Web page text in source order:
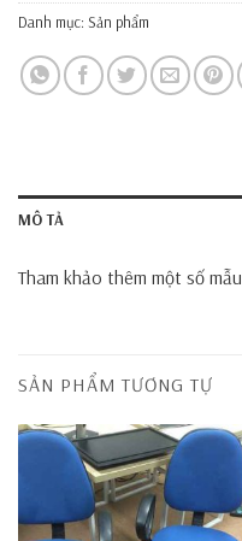
Danh mục: Sản phẩm
MÔ TẢ
Tham khảo thêm một số mẫu
SẢN PHẨM TƯƠNG TỰ